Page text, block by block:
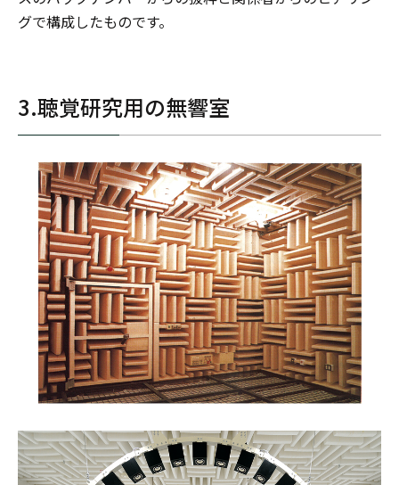
グで構成したものです。
3.聴覚研究用の無響室